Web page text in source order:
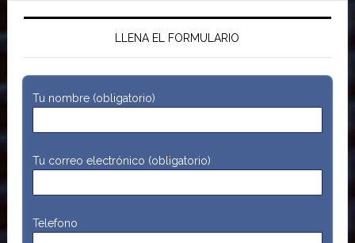
LLENA EL FORMULARIO
Tu nombre (obligatorio)
Tu correo electrónico (obligatorio)
Telefono